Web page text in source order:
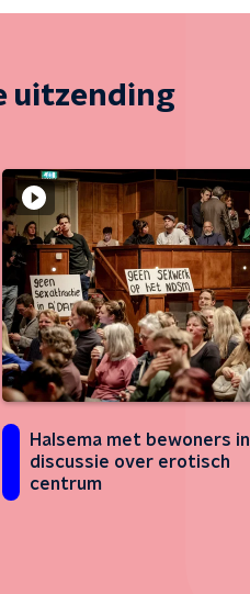
uitzending
Halsema met bewoners in
discussie over erotisch
centrum